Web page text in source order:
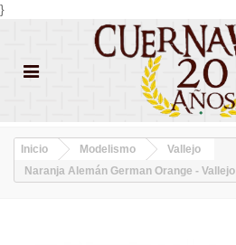
}
Inicio Modelismo Vallejo
Naranja Alemán German Orange - Vallejo